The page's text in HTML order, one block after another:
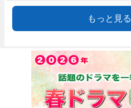
もっと見る